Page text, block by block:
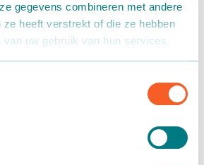
gegevens combineren met andere
ze heeft verstrekt of die ze hebben
uw gebruik van hun services.
Mitglied der Kind Technologies
in allen Abteilungen; mehr Aufgaben,
Platz und mehr Entwicklung. Diese
in unserem neues Logo und
heller und unser Slogan „move to
Entwicklungen innerhalb unseres